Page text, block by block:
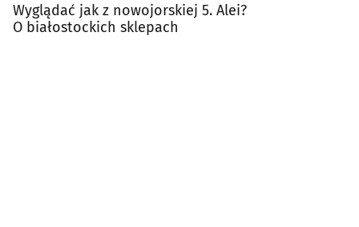
Wyglądać jak z nowojorskiej 5. Alei?
O białostockich sklepach